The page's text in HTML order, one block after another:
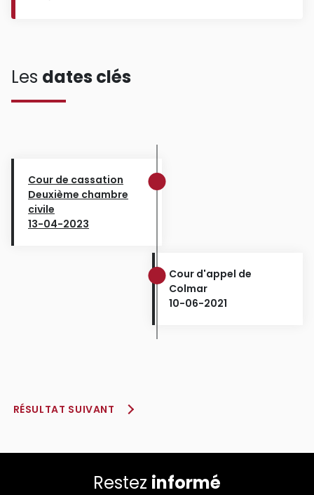
Les dates clés
Cour de cassation
Deuxième chambre
civile
13-04-2023
Cour d'appel de
Colmar
10-06-2021
RÉSULTAT SUIVANT
Restez informé